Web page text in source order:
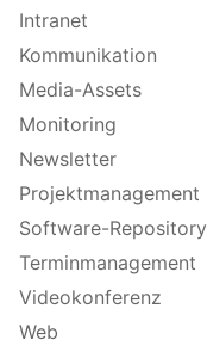
Intranet
Kommunikation
Media-Assets
Monitoring
Newsletter
Projektmanagement
Software-Repository
Terminmanagement
Videokonferenz
Web